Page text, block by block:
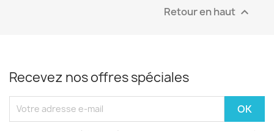
Retour en haut 
Recevez nos offres spéciales